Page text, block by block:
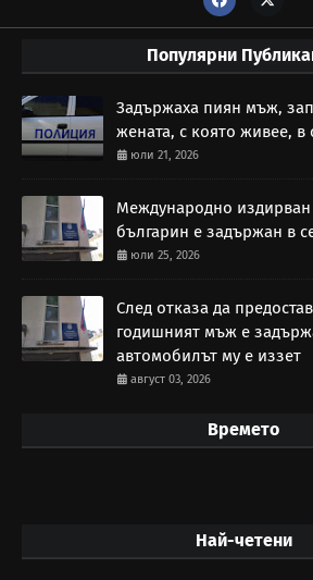
Популярни
Задържаха пиян мъж,
жената, с която живее,
юли 21, 2026
Международно
българин е задържан в
юли 25, 2026
След отказа да
годишният мъж е
автомобилът му е иззет
август 03, 2026
Времето
Най-четени